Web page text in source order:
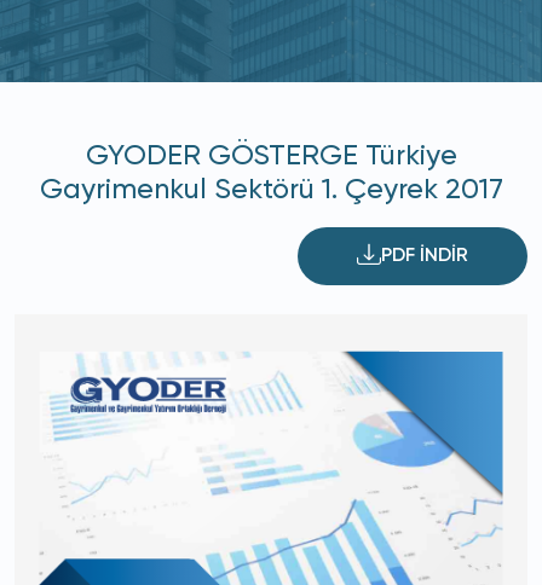
GYODER GÖSTERGE Türkiye
Gayrimenkul Sektörü 1. Çeyrek 2017
PDF İNDİR